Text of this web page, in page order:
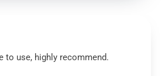
to use, highly recommend.